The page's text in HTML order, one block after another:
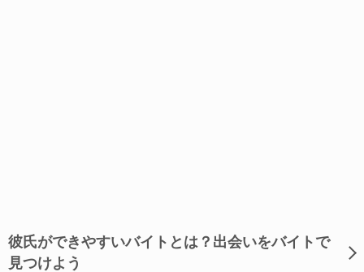
彼氏ができやすいバイトとは？出会いをバイトで
見つけよう